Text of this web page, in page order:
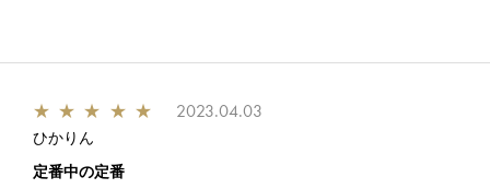
★ ★ ★ ★ ★ 2023.04.03
ひかりん
定番中の定番